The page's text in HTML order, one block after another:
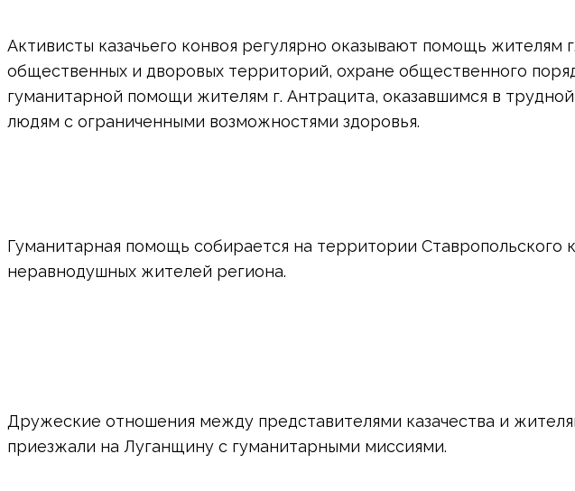
Активисты казачьего конвоя регулярно оказывают помощь
общественных и дворовых территорий, охране общественного
гуманитарной помощи жителям г. Антрацита, оказавшимся в
людям с ограниченными возможностями здоровья.
Гуманитарная помощь собирается на территории
неравнодушных жителей региона.
Дружеские отношения между представителями казачества и
приезжали на Луганщину с гуманитарными миссиями.